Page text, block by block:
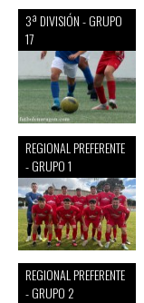
3ª DIVISIÓN - GRUPO
17
REGIONAL PREFERENTE
- GRUPO 1
REGIONAL PREFERENTE
- GRUPO 2